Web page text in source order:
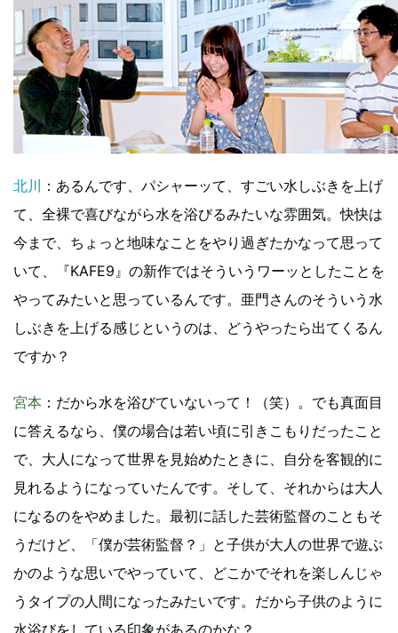
北川 ：あるんです、パシャーッて、すごい水しぶきを上げ
て、全裸で喜びながら水を浴びるみたいな雰囲気。快快は
今まで、ちょっと地味なことをやり過ぎたかなって思って
いて、『KAFE9』の新作ではそういうワーッとしたことを
やってみたいと思っているんです。亜門さんのそういう水
しぶきを上げる感じというのは、どうやったら出てくるん
ですか？
宮本 ：だから水を浴びていないって！（笑）。でも真面目
に答えるなら、僕の場合は若い頃に引きこもりだったこと
で、大人になって世界を見始めたときに、自分を客観的に
見れるようになっていたんです。そして、それからは大人
になるのをやめました。最初に話した芸術監督のこともそ
うだけど、「僕が芸術監督？」と子供が大人の世界で遊ぶ
かのような思いでやっていて、どこかでそれを楽しんじゃ
うタイプの人間になったみたいです。だから子供のように
水浴びをしている印象があるのかな？